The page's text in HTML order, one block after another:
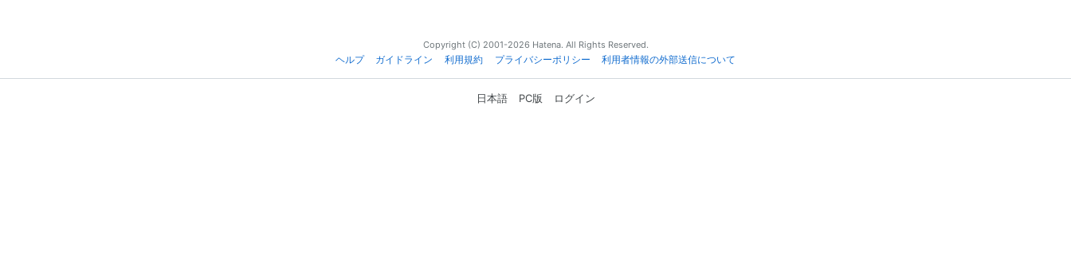
Copyright (C) 2001-2026 Hatena. All Rights Reserved.
ヘルプ
ガイドライン 利用規約 プライバシーポリシー 利用者情報の外部送信について
日本語 PC版 ログイン